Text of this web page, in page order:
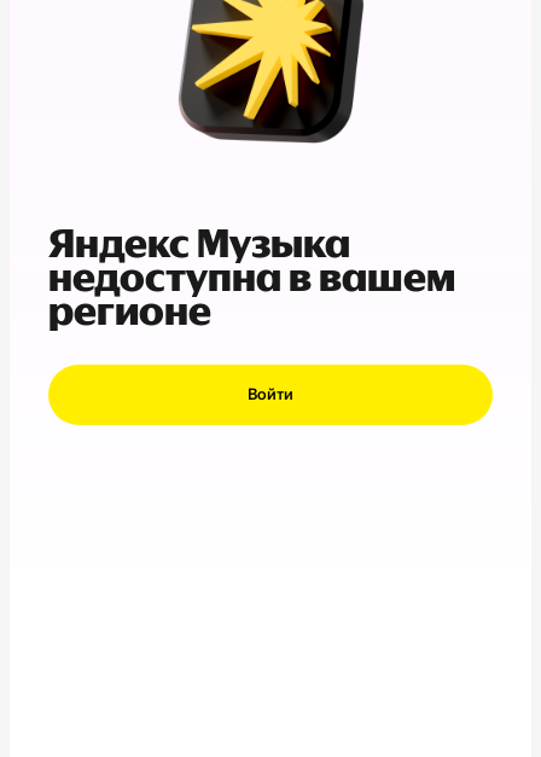
Яндекс Музыка
недоступна в вашем
регионе
Войти